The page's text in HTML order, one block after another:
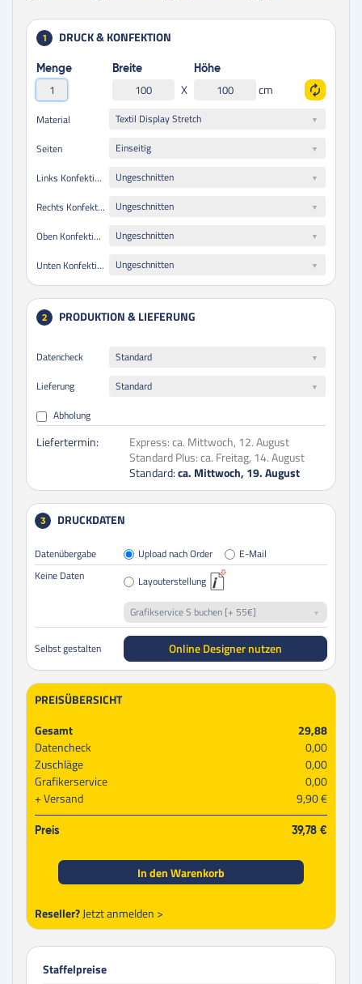
1 DRUCK & KONFEKTION
Menge Breite
X
Höhe
cm
Material
Textil Display Stretch
Seiten
Einseitig
Links Konfektionierung
Ungeschnitten
Rechts Konfektionierung
Ungeschnitten
Oben Konfektionierung
Ungeschnitten
Unten Konfektionierung
Ungeschnitten
2 PRODUKTION & LIEFERUNG
Datencheck
Standard
Lieferung
Standard
Abholung
Liefertermin: Express:ca. Mittwoch, 12. August
Standard Plus:ca. Freitag, 14. August
Standard:ca. Mittwoch, 19. August
3 DRUCKDATEN
Datenübergabe Upload nach Order
E-Mail
Keine Daten
Layouterstellung
Grafikservice S buchen [+ 55€]
Selbst gestalten Online Designer nutzen
PREISÜBERSICHT
Gesamt
29,88
Datencheck
0,00
Zuschläge
0,00
Grafikerservice
0,00
Versand
9,90 €
Preis 39,78 €
In den Warenkorb
Reseller?Jetzt anmelden >
Staffelpreise